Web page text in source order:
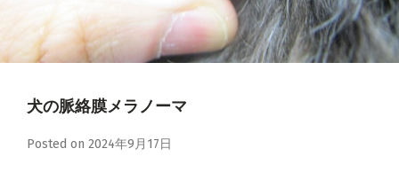
皮膚・耳
口腔・消化器
犬の脈絡膜メラノーマ
Posted on 2024年9月17日